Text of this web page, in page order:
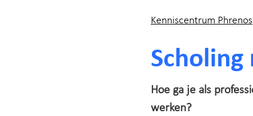
Kenniscentrum Phrenos
Hoe ga je als
werken?